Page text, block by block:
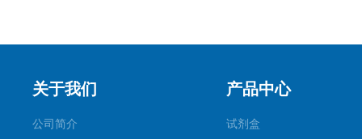
关于我们
公司简介
产品中心
试剂盒